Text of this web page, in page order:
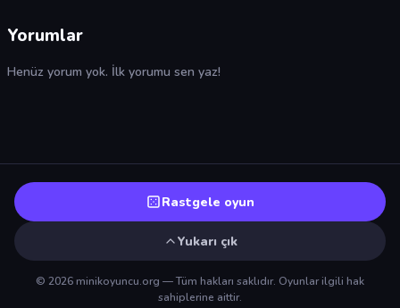
Yorumlar
Henüz yorum yok. İlk yorumu sen yaz!
Rastgele oyun
Yukarı çık
© 2026 minikoyuncu.org — Tüm hakları saklıdır. Oyunlar ilgili hak
sahiplerine aittir.